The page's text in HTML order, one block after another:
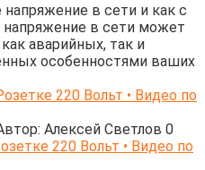
в сети и как с
в сети может
аварийных, так и
особенностями ваших
220 Вольт • Видео по
Алексей Светлов 0